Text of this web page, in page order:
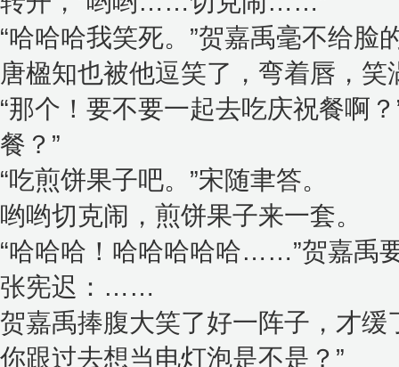
“哈哈哈我笑死。”贺嘉禹毫不给脸
唐楹知也被他逗笑了，弯着唇，笑
“那个！要不要一起去吃庆祝餐啊
餐？”
“吃煎饼果子吧。”宋随聿答。
哟哟切克闹，煎饼果子来一套。
“哈哈哈！哈哈哈哈哈……”贺嘉禹
张宪迟：……
贺嘉禹捧腹大笑了好一阵子，才
你跟过去想当电灯泡是不是？”